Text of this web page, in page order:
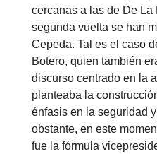
cercanas a las de De
segunda vuelta se han
Cepeda. Tal es el caso
Botero, quien también
discurso centrado en la
planteaba la
énfasis en la seguridad
obstante, en este
fue la fórmula